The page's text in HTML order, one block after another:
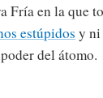
Fría en la que
estúpidos y ni
del átomo.